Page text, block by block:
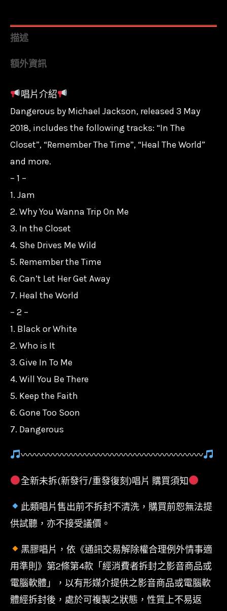
格：
格：
描述
額外資訊
唱片介紹
Dangerous by Michael Jackson, released 3 May
2018, includes the following tracks: “In The
Closet”, “Remember The Time”, “Heal The World”
and more.
– 1 –
1. Jam
2. Why You Wanna Trip On Me
3. In the Closet
4. She Drives Me Wild
5. Remember the Time
6. Can’t Let Her Get Away
7. Heal the World
– 2 –
1. Black or White
2. Who is It
3. Give In To Me
4. Will You Be There
5. Keep the Faith
6. Gone Too Soon
7. Dangerous
〰〰〰〰〰〰〰〰〰〰〰〰〰〰〰〰〰〰〰〰
全新未拆(新發行/重發復刻)唱片 購買須知
此類唱片售出前不拆封不清洗，購買前恕無法提
供試聽，亦不接受議價。
黑膠唱片，依《通訊交易解除權合理例外情事適
用準則》第2條第4款「經消費者拆封之影音商品或
電腦軟體」，以有形媒介提供之影音商品或電腦軟
體經拆封後，處於可複製之狀態，性質上不易返